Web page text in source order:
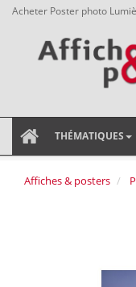
Acheter Poster photo
THÉMATIQUES
Affiches & posters